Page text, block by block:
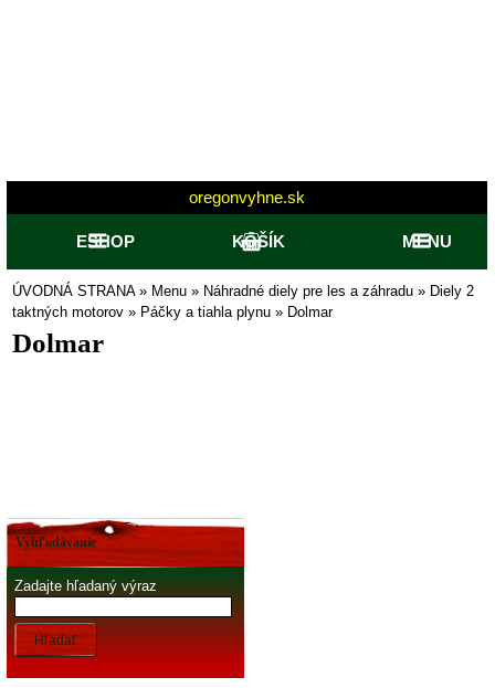
oregonvyhne.sk
ESHOP KOŠÍK MENU
ÚVODNÁ STRANA» Menu » Náhradné diely pre les a záhradu » Diely 2
taktných motorov » Páčky a tiahla plynu » Dolmar
Dolmar
Vyhľadávanie
Zadajte hľadaný výraz
Hľadať